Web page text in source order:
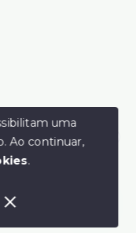
para te ajudar.
- Todos os direitos
uma
Ao continuar,
.